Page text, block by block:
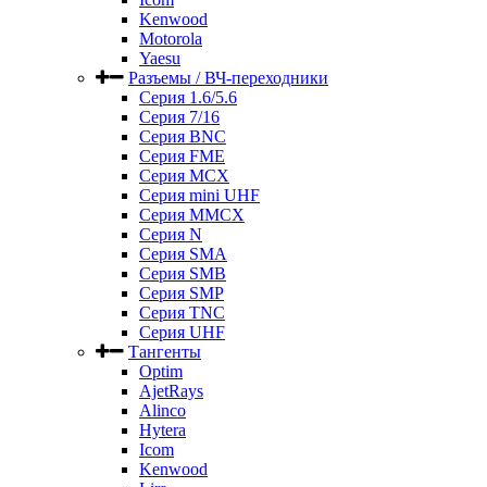
Kenwood
Motorola
Yaesu
Разъемы / ВЧ-переходники
Серия 1.6/5.6
Серия 7/16
Серия BNC
Серия FME
Серия MCX
Серия mini UHF
Серия MMCX
Серия N
Серия SMA
Серия SMB
Серия SMP
Серия TNC
Серия UHF
Тангенты
Optim
AjetRays
Alinco
Hytera
Icom
Kenwood